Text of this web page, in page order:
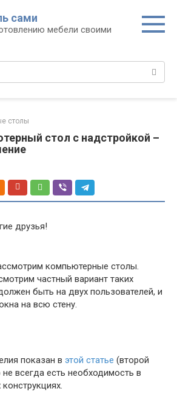
сами
мебели своими
столы
стол с надстройкой –
друзья!
компьютерные столы.
частный вариант таких
быть на двух пользователей, и
на всю стену.
показан в этой статье (второй
всегда есть необходимость в